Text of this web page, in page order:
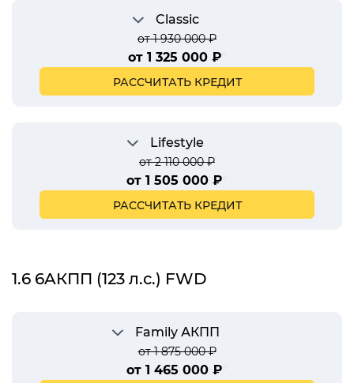
Classic
от 1 930 000 ₽
от 1 325 000 ₽*
РАССЧИТАТЬ КРЕДИТ
Lifestyle
от 2 110 000 ₽
от 1 505 000 ₽
РАССЧИТАТЬ КРЕДИТ
1.6 6AКПП (123 л.с.) FWD
Family АКПП
от 1 875 000 ₽
от 1 465 000 ₽